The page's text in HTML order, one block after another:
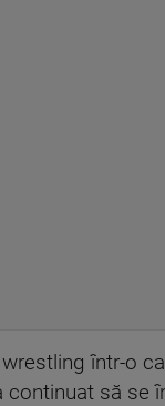
într-o
continuat să